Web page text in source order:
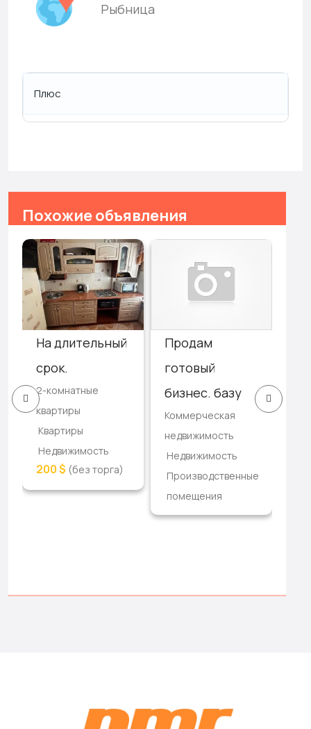
Рыбница
Плюс
Похожие объявления
На длительный
срок.
2-комнатные
квартиры
Квартиры
Недвижимость
200 $ (без торга)
Продам
готовый
бизнес. базу
Коммерческая
недвижимость
Недвижимость
Производственные
помещения